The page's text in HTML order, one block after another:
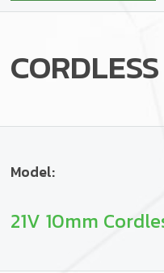
Model:
21V 10mm